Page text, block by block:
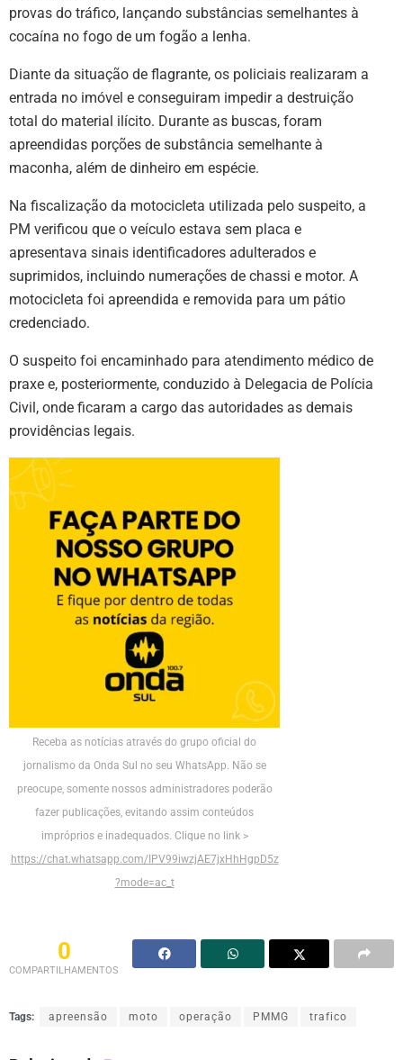
provas do tráfico, lançando substâncias semelhantes à
cocaína no fogo de um fogão a lenha.
Diante da situação de flagrante, os policiais realizaram a
entrada no imóvel e conseguiram impedir a destruição
total do material ilícito. Durante as buscas, foram
apreendidas porções de substância semelhante à
maconha, além de dinheiro em espécie.
Na fiscalização da motocicleta utilizada pelo suspeito, a
PM verificou que o veículo estava sem placa e
apresentava sinais identificadores adulterados e
suprimidos, incluindo numerações de chassi e motor. A
motocicleta foi apreendida e removida para um pátio
credenciado.
O suspeito foi encaminhado para atendimento médico de
praxe e, posteriormente, conduzido à Delegacia de Polícia
Civil, onde ficaram a cargo das autoridades as demais
providências legais.
Receba as notícias através do grupo oficial do
jornalismo da Onda Sul no seu WhatsApp. Não se
preocupe, somente nossos administradores poderão
fazer publicações, evitando assim conteúdos
impróprios e inadequados. Clique no link >
https://chat.whatsapp.com/IPV99iwzjAE7jxHhHgpD5z
?mode=ac_t
0
COMPARTILHAMENTOS
Tags: apreensão moto operação PMMG trafico